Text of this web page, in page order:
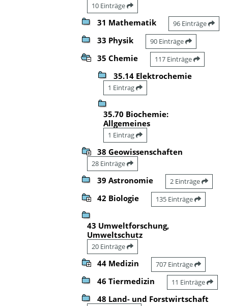
10 Einträge
31 Mathematik 96 Einträge
33 Physik 90 Einträge
35 Chemie 117 Einträge
35.14 Elektrochemie
1 Eintrag
35.70 Biochemie:
Allgemeines
1 Eintrag
38 Geowissenschaften
28 Einträge
39 Astronomie 2 Einträge
42 Biologie 135 Einträge
43 Umweltforschung,
Umweltschutz
20 Einträge
44 Medizin 707 Einträge
46 Tiermedizin 11 Einträge
48 Land- und Forstwirtschaft